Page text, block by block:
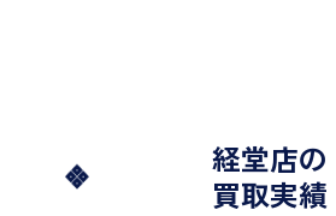
経堂店の
買取実績